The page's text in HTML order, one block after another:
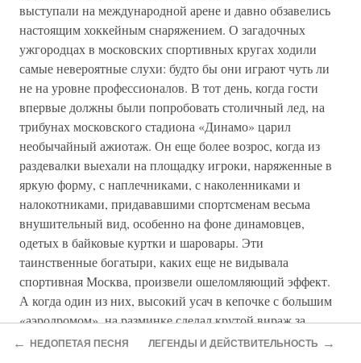
выступали на международной арене и давно обзавелись
настоящим хоккейным снаряжением. О загадочных
ужгородцах в московских спортивных кругах ходили
самые невероятные слухи: будто бы они играют чуть ли
не на уровне профессионалов. В тот день, когда гости
впервые должны были попробовать столичный лед, на
трибунах московского стадиона «Динамо» царил
необычайный ажиотаж. Он еще более возрос, когда из
раздевалки выехали на площадку игроки, наряженные в
яркую форму, с наплечниками, с наколенниками и
налокотниками, придававшими спортсменам весьма
внушительный вид, особенно на фоне динамовцев,
одетых в байковые куртки и шаровары. Эти
таинственные богатыри, каких еще не видывала
спортивная Москва, произвели ошеломляющий эффект.
А когда один из них, высокий усач в кепочке с большим
«аэродромом», на разминке сделал крутой вираж за
воротами, стадион и вовсе ахнул: в то время московские
← НЕДОПЕТАЯ ПЕСНЯ ЛЕГЕНДЫ И ДЕЙСТВИТЕЛЬНОСТЬ →